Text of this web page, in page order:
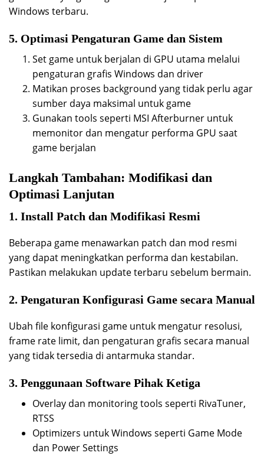
Windows terbaru.
5. Optimasi Pengaturan Game dan Sistem
Set game untuk berjalan di GPU utama melalui
pengaturan grafis Windows dan driver
Matikan proses background yang tidak perlu agar
sumber daya maksimal untuk game
Gunakan tools seperti MSI Afterburner untuk
memonitor dan mengatur performa GPU saat
game berjalan
Langkah Tambahan: Modifikasi dan
Optimasi Lanjutan
1. Install Patch dan Modifikasi Resmi
Beberapa game menawarkan patch dan mod resmi
yang dapat meningkatkan performa dan kestabilan.
Pastikan melakukan update terbaru sebelum bermain.
2. Pengaturan Konfigurasi Game secara Manual
Ubah file konfigurasi game untuk mengatur resolusi,
frame rate limit, dan pengaturan grafis secara manual
yang tidak tersedia di antarmuka standar.
3. Penggunaan Software Pihak Ketiga
Overlay dan monitoring tools seperti RivaTuner,
RTSS
Optimizers untuk Windows seperti Game Mode
dan Power Settings